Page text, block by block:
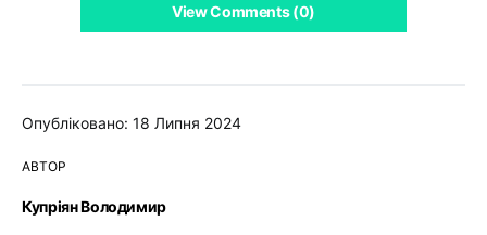
Опубліковано: 18 Липня 2024
АВТОР
Купріян Володимир
View Comments (0)